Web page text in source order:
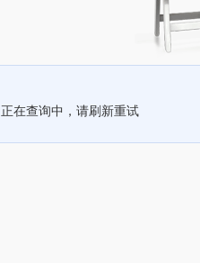
正在查询中，请刷新重试